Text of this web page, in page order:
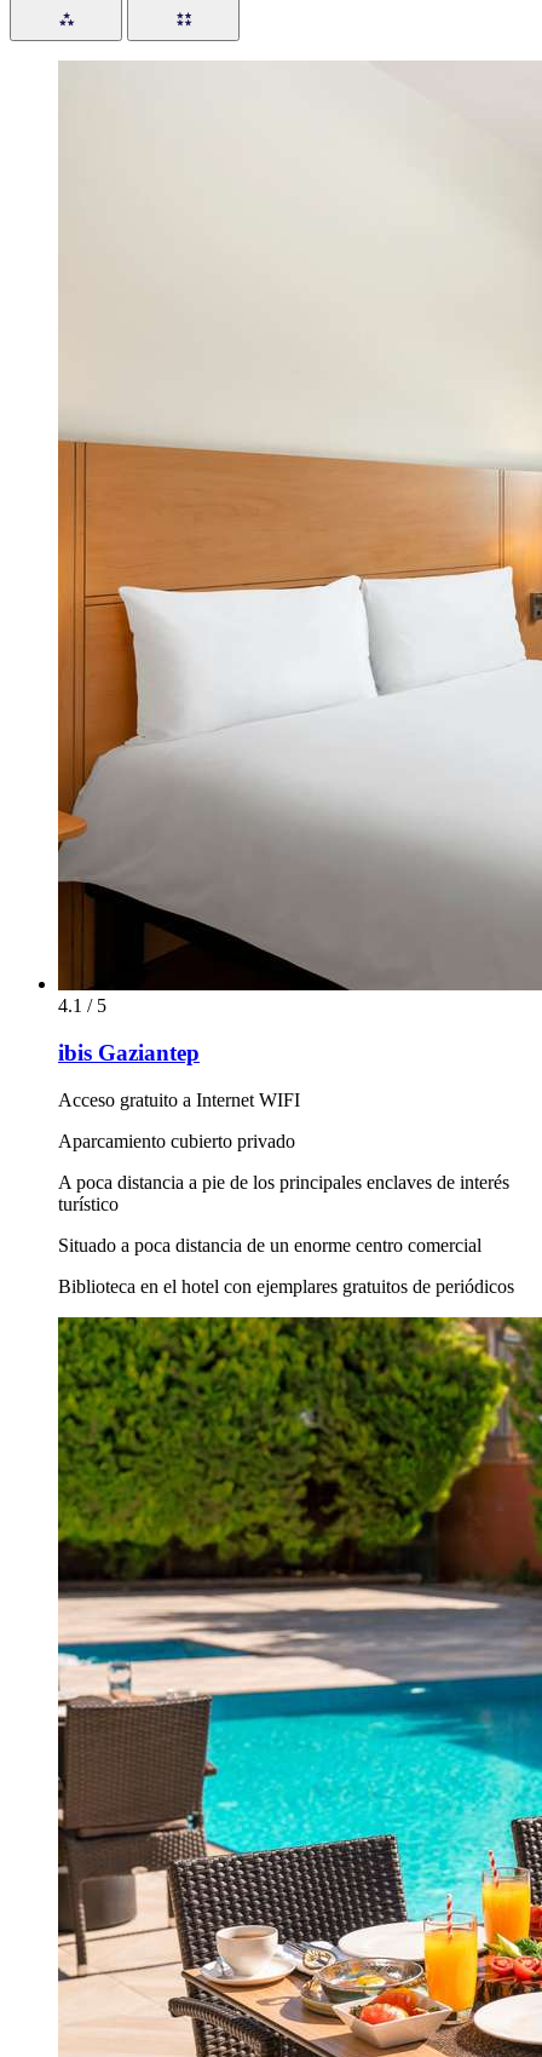
4.1 / 5
ibis Gaziantep
Acceso gratuito a Internet WIFI
Aparcamiento cubierto privado
A poca distancia a pie de los principales enclaves de interés
turístico
Situado a poca distancia de un enorme centro comercial
Biblioteca en el hotel con ejemplares gratuitos de periódicos